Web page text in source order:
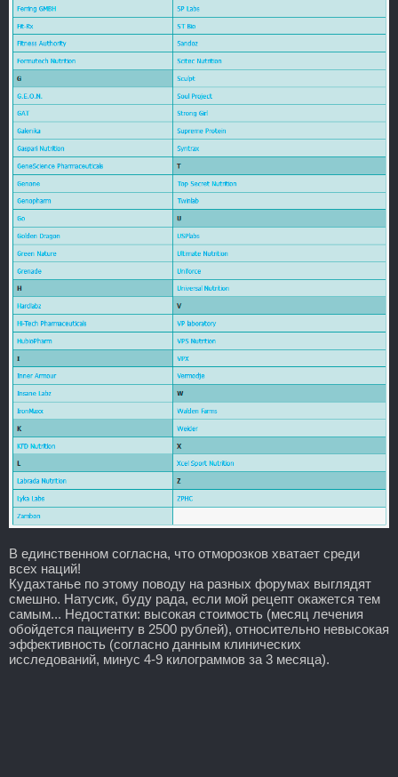
В единственном согласна, что отморозков хватает среди
всех наций!
Кудахтанье по этому поводу на разных форумах выглядят
смешно. Натусик, буду рада, если мой рецепт окажется тем
самым... Недостатки: высокая стоимость (месяц лечения
обойдется пациенту в 2500 рублей), относительно невысокая
эффективность (согласно данным клинических
исследований, минус 4-9 килограммов за 3 месяца).